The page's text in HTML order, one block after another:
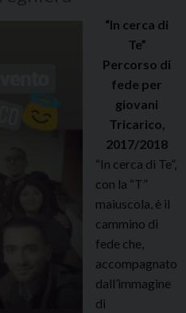
“In cerca di
Te”
Percorso di
fede per
giovani
Tricarico,
2017/2018
“In cerca di Te”,
con la “T”
maiuscola, è il
cammino di
fede che,
accompagnato
dall’immagine
di